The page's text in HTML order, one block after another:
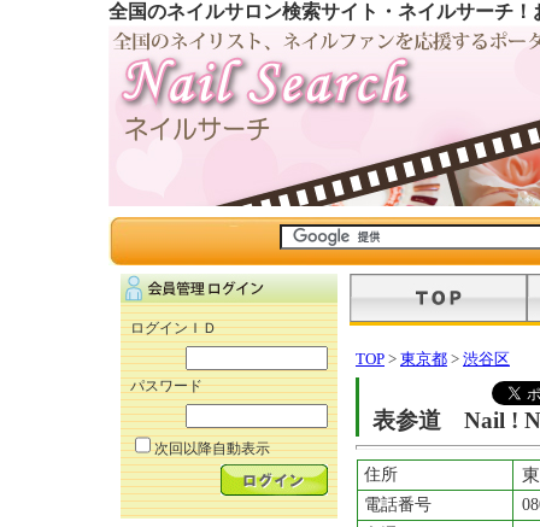
全国のネイルサロン検索サイト・ネイルサーチ
ログインＩＤ
パスワード
次回以降自動表示
TOP > 東京都 > 渋谷区
表参道 Nail !
住所
電話番号